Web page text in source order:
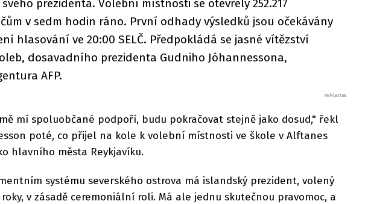
prezidenta. Volební místnosti se otevřely 252.217
v sedm hodin ráno. První odhady výsledků jsou očekávány
hlasování ve 20:00 SELČ. Předpokládá se jasné vítězství
dosavadního prezidenta Gudniho Jóhannessona,
AFP.
mí spoluobčané podpoří, budu pokračovat stejně jako dosud," řekl
poté, co přijel na kole k volební místnosti ve škole v Alftanes
hlavního města Reykjavíku.
systému severského ostrova má islandský prezident, volený
v zásadě ceremoniální roli. Má ale jednu skutečnou pravomoc, a